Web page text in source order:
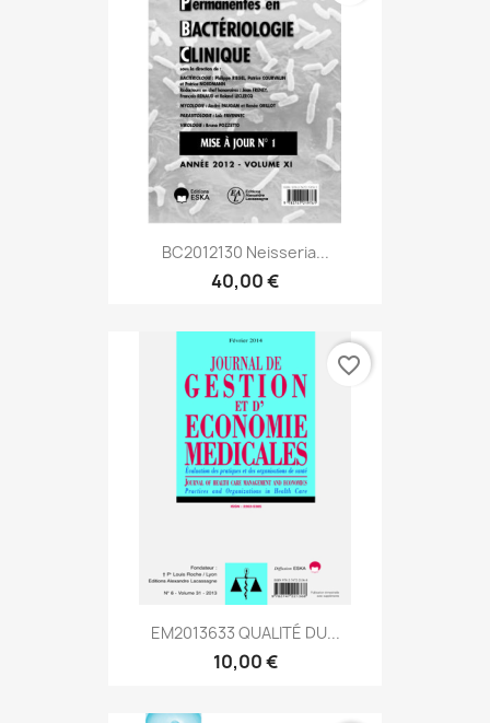
BC2012130 Neisseria...
40,00 €
EM2013633 QUALITÉ DU...
10,00 €
favorite_border